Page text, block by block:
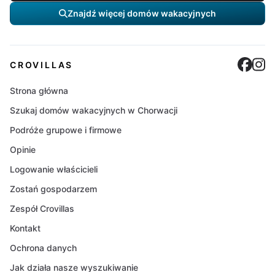
Znajdź więcej domów wakacyjnych
CROVILLAS
Strona główna
Szukaj domów wakacyjnych w Chorwacji
Podróże grupowe i firmowe
Opinie
Logowanie właścicieli
Zostań gospodarzem
Zespół Crovillas
Kontakt
Ochrona danych
Jak działa nasze wyszukiwanie